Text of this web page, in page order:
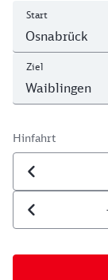
Start
Ziel
Hinfahrt
Datum der
Uhrzeit der